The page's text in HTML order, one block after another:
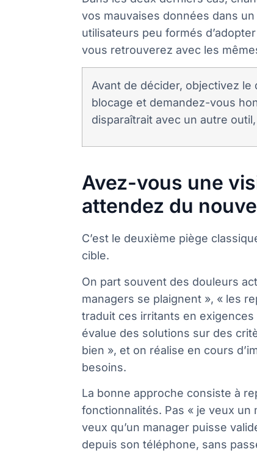
vos mauvaises données dans
utilisateurs peu formés
vous retrouverez avec les
Avant de décider, objectivez
blocage et demandez-vous
disparaîtrait avec un autre
Avez-vous une
attendez du
C’est le deuxième piège
cible.
On part souvent des douleurs
managers se plaignent », « les
traduit ces irritants en
évalue des solutions sur des
bien », et on réalise en cours
besoins.
La bonne approche consiste à
fonctionnalités. Pas « je veux un
veux qu’un manager puisse
depuis son téléphone, sans